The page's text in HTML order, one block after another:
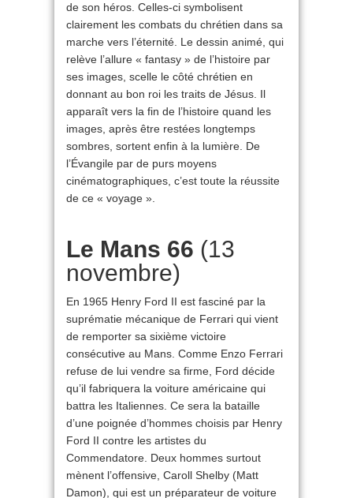
de son héros. Celles-ci symbolisent
clairement les combats du chrétien dans sa
marche vers l’éternité. Le dessin animé, qui
relève l’allure « fantasy » de l’histoire par
ses images, scelle le côté chrétien en
donnant au bon roi les traits de Jésus. Il
apparaît vers la fin de l’histoire quand les
images, après être restées longtemps
sombres, sortent enfin à la lumière. De
l’Évangile par de purs moyens
cinématographiques, c’est toute la réussite
de ce « voyage ».
Le Mans 66 (13
novembre)
En 1965 Henry Ford II est fasciné par la
suprématie mécanique de Ferrari qui vient
de remporter sa sixième victoire
consécutive au Mans. Comme Enzo Ferrari
refuse de lui vendre sa firme, Ford décide
qu’il fabriquera la voiture américaine qui
battra les Italiennes. Ce sera la bataille
d’une poignée d’hommes choisis par Henry
Ford II contre les artistes du
Commendatore. Deux hommes surtout
mènent l’offensive, Caroll Shelby (Matt
Damon), qui est un préparateur de voiture